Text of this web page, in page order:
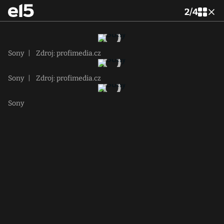
2/4
Sony Zdroj: profimedia.cz
Sony Zdroj: profimedia.cz
Sony